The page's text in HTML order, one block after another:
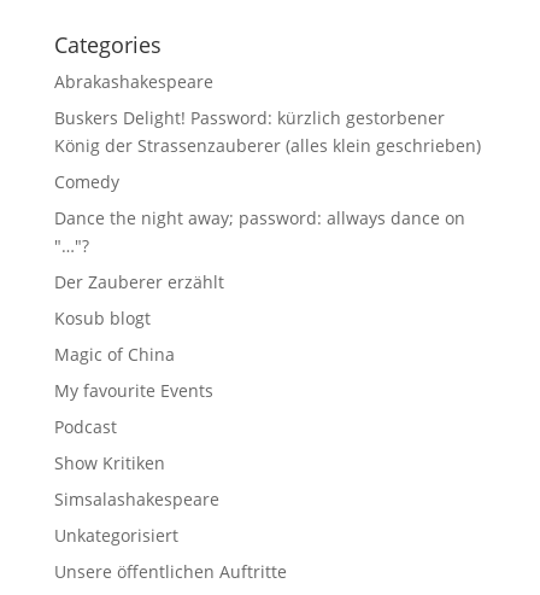
Categories
Abrakashakespeare
Buskers Delight! Password: kürzlich gestorbener
König der Strassenzauberer (alles klein geschrieben)
Comedy
Dance the night away; password: allways dance on
"…"?
Der Zauberer erzählt
Kosub blogt
Magic of China
My favourite Events
Podcast
Show Kritiken
Simsalashakespeare
Unkategorisiert
Unsere öffentlichen Auftritte